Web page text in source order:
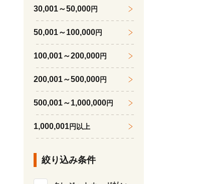
30,001～50,000円
50,001～100,000円
100,001～200,000円
200,001～500,000円
500,001～1,000,000円
1,000,001円以上
絞り込み条件